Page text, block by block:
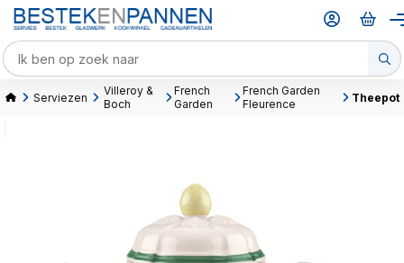
Serviezen
Villeroy &
Boch
French
Garden
French Garden
Fleurence
Theepot